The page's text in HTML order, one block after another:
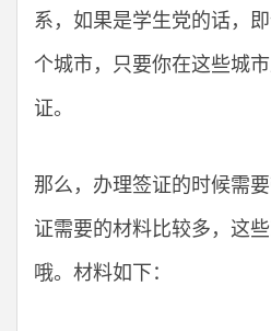
系，如果是学生党的话，
个城市，只要你在这些城
证。
那么，办理签证的时候需
证需要的材料比较多，这
哦。材料如下：